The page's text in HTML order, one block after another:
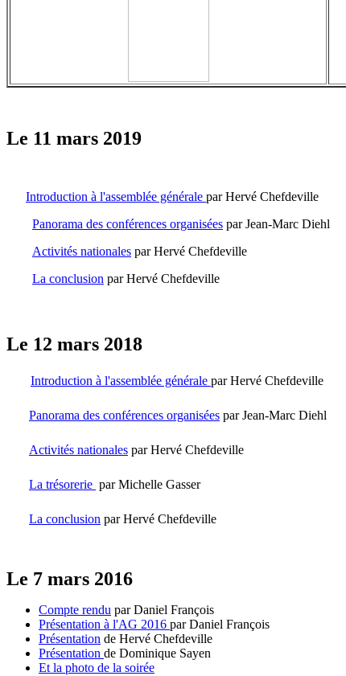
Le 11 mars 2019
Introduction à l'assemblée générale par Hervé Chefdeville
Panorama des conférences organisées par Jean-Marc Diehl
Activités nationales par Hervé Chefdeville
La conclusion parHervé Chefdeville
Le 12 mars 2018
Introduction à l'assemblée générale parHervé Chefdeville
Panorama des conférences organisées par Jean-Marc Diehl
Activités nationales parHervé Chefdeville
La trésorerie par Michelle Gasser
La conclusion parHervé Chefdeville
Le 7 mars 2016
Compte rendu par Daniel François
Présentation à l'AG 2016 par Daniel François
Présentation de Hervé Chefdeville
Présentation de Dominique Sayen
Et la photo de la soirée